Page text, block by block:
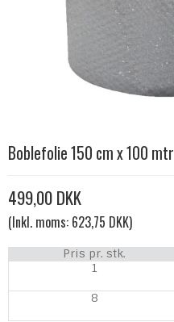
Boblefolie 150 cm x 100 mtr
499,00 DKK
(Inkl. moms: 623,75 DKK)
Pris pr. stk.
1
8